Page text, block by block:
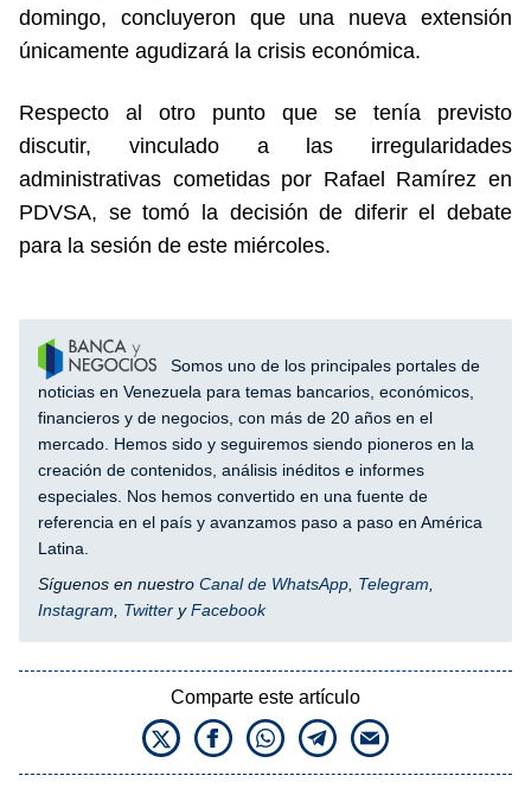
domingo, concluyeron que una nueva extensión
únicamente agudizará la crisis económica.
Respecto al otro punto que se tenía previsto
discutir, vinculado a las irregularidades
administrativas cometidas por Rafael Ramírez en
PDVSA, se tomó la decisión de diferir el debate
para la sesión de este miércoles.
Somos uno de los principales portales de
noticias en Venezuela para temas bancarios, económicos,
financieros y de negocios, con más de 20 años en el
mercado. Hemos sido y seguiremos siendo pioneros en la
creación de contenidos, análisis inéditos e informes
especiales. Nos hemos convertido en una fuente de
referencia en el país y avanzamos paso a paso en América
Latina.
Síguenos en nuestro Canal de WhatsApp, Telegram,
Instagram, Twitter yFacebook
Comparte este artículo